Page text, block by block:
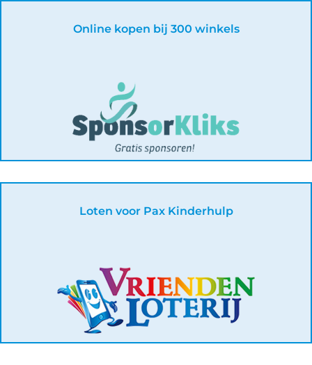
Online kopen bij 300 winkels
Loten voor Pax Kinderhulp